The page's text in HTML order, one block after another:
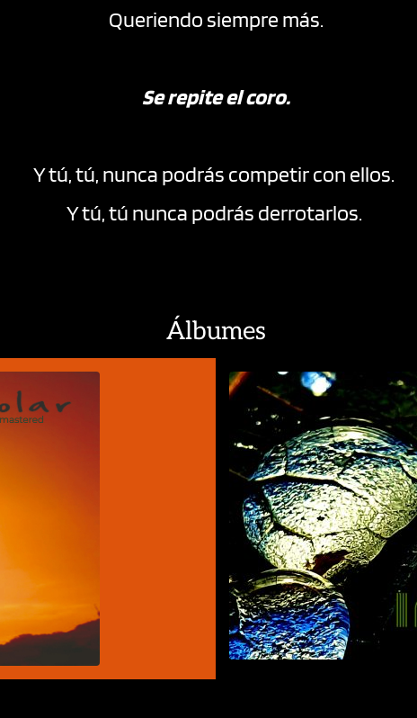
Queriendo siempre más.
Se repite el coro.
Y tú, tú, nunca podrás competir con ellos.
Y tú, tú nunca podrás derrotarlos.
Álbumes